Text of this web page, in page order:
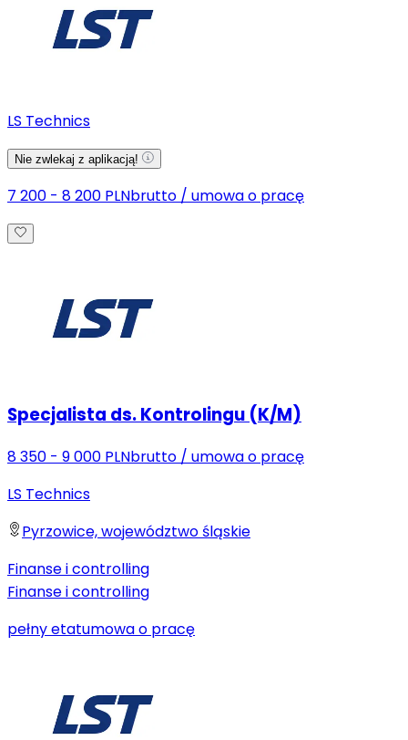
LS Technics
Nie zwlekaj z aplikacją!
7 200 - 8 200 PLNbrutto / umowa o pracę
Specjalista ds. Kontrolingu (K/M)
8 350 - 9 000 PLNbrutto / umowa o pracę
LS Technics
Pyrzowice, województwo śląskie
Finanse i controlling
Finanse i controlling
pełny etatumowa o pracę